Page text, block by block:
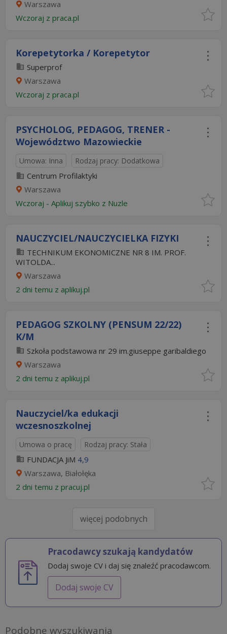
Warszawa
Wczoraj z praca.pl
Korepetytorka / Korepetytor
Superprof
Warszawa
Wczoraj z praca.pl
PSYCHOLOG, PEDAGOG, TRENER -
Województwo Mazowieckie
Umowa: Inna Rodzaj pracy: Dodatkowa
Centrum Profilaktyki
Warszawa
Wczoraj - Aplikuj szybko z Nuzle
NAUCZYCIEL/NAUCZYCIELKA FIZYKI
TECHNIKUM EKONOMICZNE NR 8 IM. PROF.
WITOLDA...
Warszawa
2 dni temu z aplikuj.pl
PEDAGOG SZKOLNY (PENSUM 22/22)
K/M
Szkoła podstawowa nr 29 im.giuseppe garibaldiego
Warszawa
2 dni temu z aplikuj.pl
Nauczyciel/ka edukacji
wczesnoszkolnej
Umowa o pracę Rodzaj pracy: Stała
FUNDACJA JiM 4,9
Warszawa, Białołęka
2 dni temu z pracuj.pl
więcej podobnych
Pracodawcy szukają kandydatów
Dodaj swoje CV i daj się znaleźć pracodawcom.
Dodaj swoje CV
Podobne wyszukiwania